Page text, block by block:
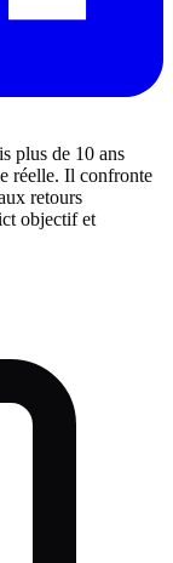
plus de 10 ans
réelle. Il confronte
retours
objectif et